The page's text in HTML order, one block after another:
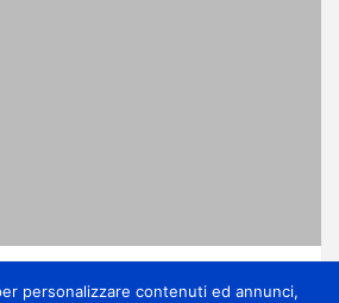
personalizzare contenuti ed annunci,